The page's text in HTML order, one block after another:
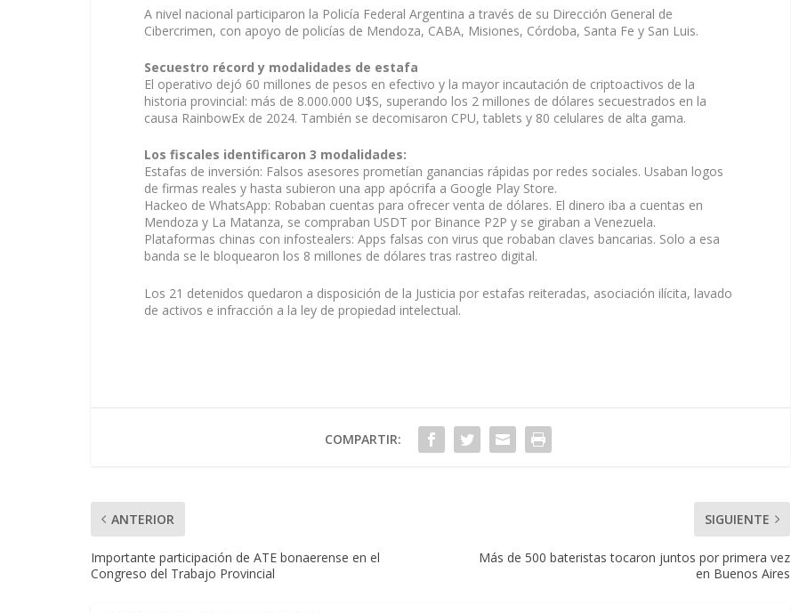
A nivel nacional participaron la Policía Federal Argentina a través de su Dirección General de
Cibercrimen, con apoyo de policías de Mendoza, CABA, Misiones, Córdoba, Santa Fe y San Luis.
Secuestro récord y modalidades de estafa
El operativo dejó 60 millones de pesos en efectivo y la mayor incautación de criptoactivos de la
historia provincial: más de 8.000.000 U$S, superando los 2 millones de dólares secuestrados en la
causa RainbowEx de 2024. También se decomisaron CPU, tablets y 80 celulares de alta gama.
Los fiscales identificaron 3 modalidades:
Estafas de inversión: Falsos asesores prometían ganancias rápidas por redes sociales. Usaban logos
de firmas reales y hasta subieron una app apócrifa a Google Play Store.
Hackeo de WhatsApp: Robaban cuentas para ofrecer venta de dólares. El dinero iba a cuentas en
Mendoza y La Matanza, se compraban USDT por Binance P2P y se giraban a Venezuela.
Plataformas chinas con infostealers: Apps falsas con virus que robaban claves bancarias. Solo a esa
banda se le bloquearon los 8 millones de dólares tras rastreo digital.
Los 21 detenidos quedaron a disposición de la Justicia por estafas reiteradas, asociación ilícita, lavado
de activos e infracción a la ley de propiedad intelectual.
COMPARTIR:
ANTERIOR
Importante participación de ATE bonaerense en el
Congreso del Trabajo Provincial
SIGUIENTE
Más de 500 bateristas tocaron juntos por primera vez
en Buenos Aires